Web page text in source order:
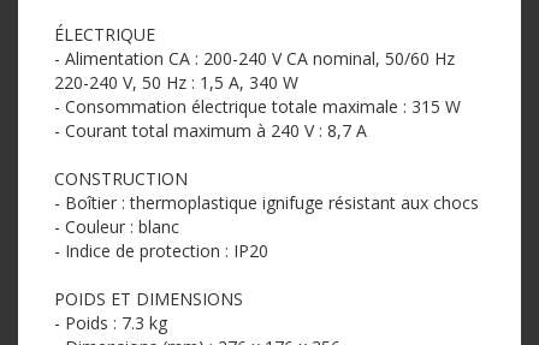
ÉLECTRIQUE
- Alimentation CA : 200-240 V CA nominal, 50/60 Hz
220-240 V, 50 Hz : 1,5 A, 340 W
- Consommation électrique totale maximale : 315 W
- Courant total maximum à 240 V : 8,7 A
CONSTRUCTION
- Boîtier : thermoplastique ignifuge résistant aux chocs
- Couleur : blanc
- Indice de protection : IP20
POIDS ET DIMENSIONS
- Poids : 7.3 kg